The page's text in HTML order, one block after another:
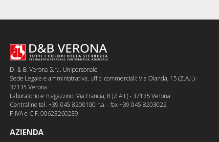
D. & B. Verona S.r.l. Unipersonale
Sede Legale e amministrativa, uffici commerciali: Via Olanda, 15 (Z.A.I.) -
37135 Verona
Laboratorio e magazzino: Via Francia, 8 (Z.A.I.) - 37135 Verona
Centralino tel. +39 045 8200100 r.a. - fax +39 045 8203022
P.IVA e C.F. 00623260239
AZIENDA